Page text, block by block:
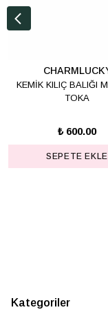
KEMİK KILIÇ BALIĞI
TOKA
₺ 600.00
SEPETE EKLE
Kategoriler